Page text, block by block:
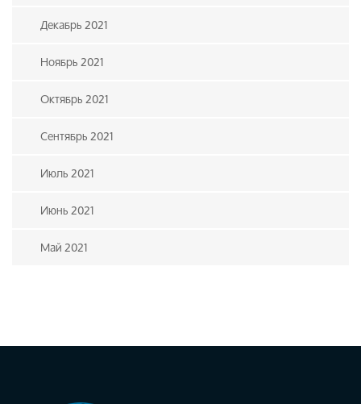
Декабрь 2021
Ноябрь 2021
Октябрь 2021
Сентябрь 2021
Июль 2021
Июнь 2021
Май 2021